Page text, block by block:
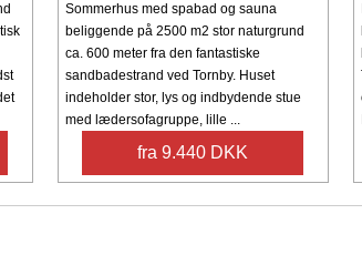
Sommerhus med spabad og sauna
beliggende på 2500 m2 stor naturgrund
ca. 600 meter fra den fantastiske
sandbadestrand ved Tornby. Huset
indeholder stor, lys og indbydende stue
med lædersofagruppe, lille ...
fra 9.440 DKK